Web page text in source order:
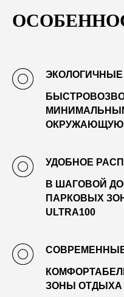
ОКРУЖАЮЩУЮ
УДОБНОЕ
В ШАГОВОЙ
ПАРКОВЫХ
ULTRA100
ЗОНЫ ОТДЫХА